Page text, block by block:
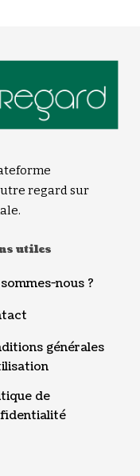
regard sur
utiles
nous ?
générales
de